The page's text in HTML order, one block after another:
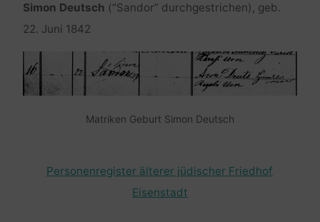
Simon Deutsch (“Sandor” durchgestrichen), geb.
22. Juni 1842
Matriken Geburt Simon Deutsch
Personenregister älterer jüdischer Friedhof
Eisenstadt